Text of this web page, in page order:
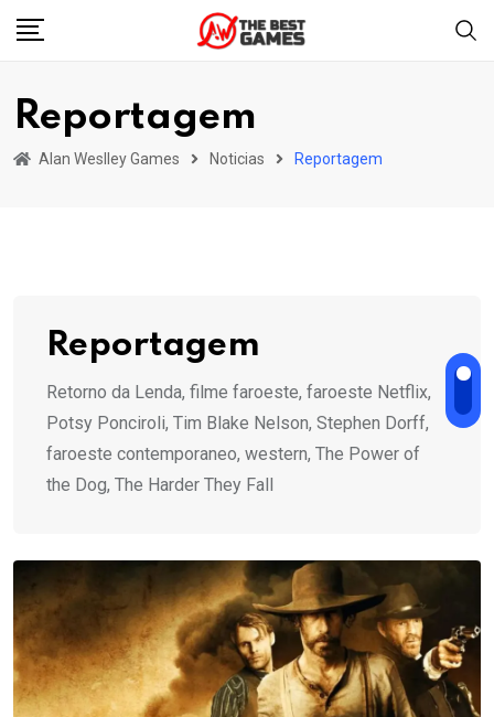
Skip
Reportagem
Alan Weslley Games Noticias Reportagem
Reportagem
Retorno da Lenda, filme faroeste, faroeste Netflix,
Potsy Ponciroli, Tim Blake Nelson, Stephen Dorff,
faroeste contemporaneo, western, The Power of
the Dog, The Harder They Fall